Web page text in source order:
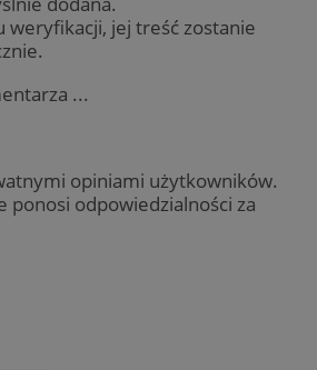
weryfikacji, jej treść zostanie
...
opiniami użytkowników.
ponosi odpowiedzialności za